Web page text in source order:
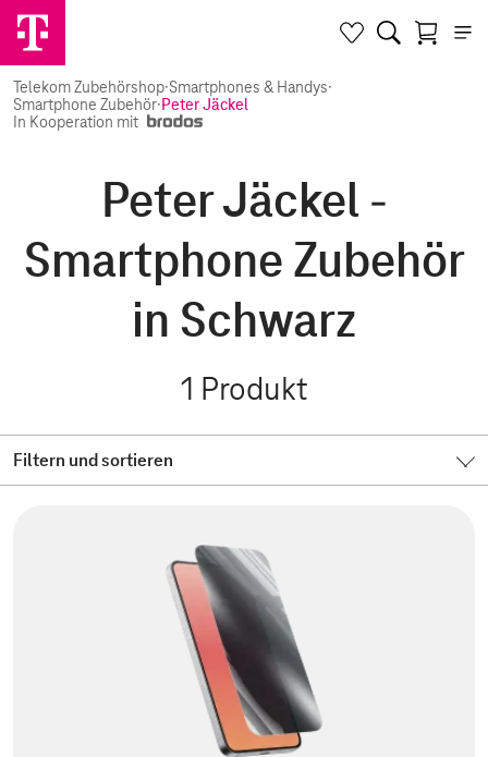
Telekom Zubehörshop·Smartphones & Handys·
Smartphone Zubehör·Peter Jäckel
In Kooperation mit
Peter Jäckel -
Smartphone Zubehör
in Schwarz
1 Produkt
Filtern und sortieren